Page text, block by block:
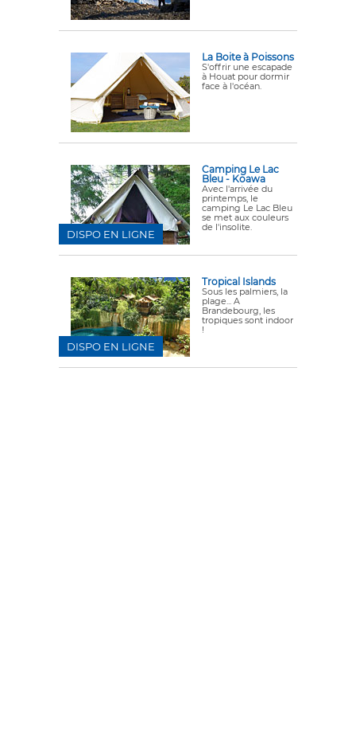
La Boite à Poissons
S'offrir une escapade
à Houat pour dormir
face à l'océan.
Camping Le Lac
Bleu - Koawa
Avec l'arrivée du
printemps, le
camping Le Lac Bleu
se met aux couleurs
de l'insolite.
DISPO EN LIGNE
Tropical Islands
Sous les palmiers, la
plage... A
Brandebourg, les
tropiques sont indoor
!
DISPO EN LIGNE